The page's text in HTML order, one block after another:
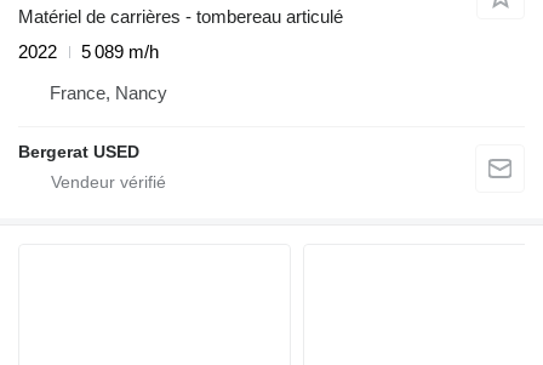
Matériel de carrières - tombereau articulé
2022
5 089 m/h
France, Nancy
Bergerat USED